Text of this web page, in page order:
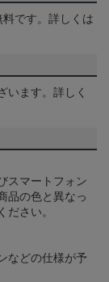
です。詳しくは
います。詳しく
スマートフォン
品の色と異なっ
さい。
などの仕様が予